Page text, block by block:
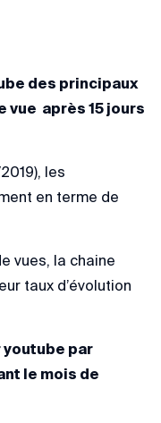
des principaux
vue après 15 jours
les
en terme de
vues, la chaine
taux d’évolution
youtube par
le mois de